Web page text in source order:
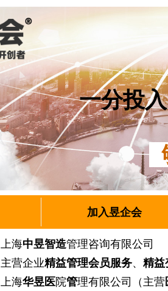
一分投入
加入昱企会
上海中昱智造管理咨询有限公
主营企业精益管理会员服务、 精益
上海华昱医院管理有限公司（主营